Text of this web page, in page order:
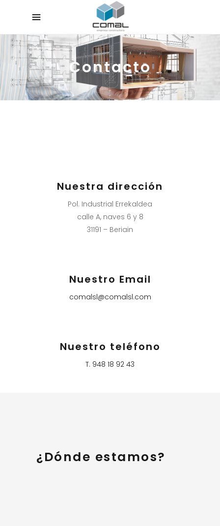
Contacto
Nuestra dirección
Pol. Industrial Errekaldea
calle A, naves 6 y 8
31191 – Beriain
Nuestro Email
comalsl@comalsl.com
Nuestro teléfono
T. 948 18 92 43
¿Dónde estamos?